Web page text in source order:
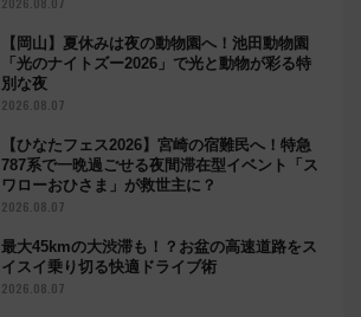
【岡山】夏休みは夜の動物園へ！池田動物園
「光のナイトズー2026」で光と動物が彩る特
別な夜
2026.08.07
【ひなたフェス2026】宮崎の宿難民へ！特急
787系で一晩過ごせる夜間滞在型イベント「ス
ワローおひさま」が救世主に？
2026.08.07
最大45kmの大渋滞も！？お盆の高速道路をス
イスイ乗り切る快適ドライブ術
2026.08.07